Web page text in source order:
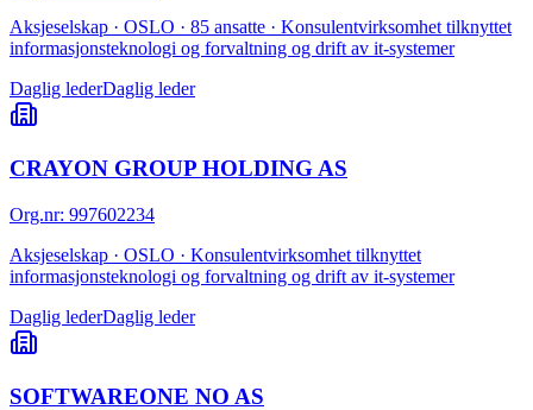
Aksjeselskap · OSLO · 85 ansatte · Konsulentvirksomhet tilknyttet
informasjonsteknologi og forvaltning og drift av it-systemer
Daglig lederDaglig leder
CRAYON GROUP HOLDING AS
Org.nr: 997602234
Aksjeselskap · OSLO · Konsulentvirksomhet tilknyttet
informasjonsteknologi og forvaltning og drift av it-systemer
Daglig lederDaglig leder
SOFTWAREONE NO AS